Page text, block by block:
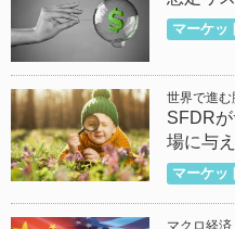
マーケッ
世界で進
SFDR
場に与
マーケッ
マクロ経済